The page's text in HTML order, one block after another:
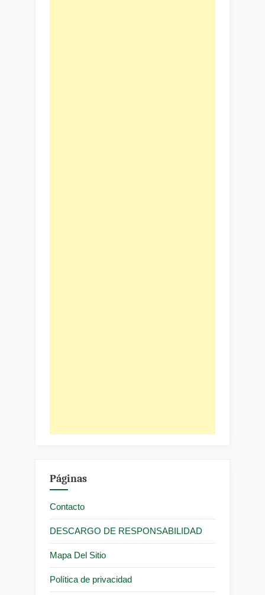
Páginas
Contacto
DESCARGO DE RESPONSABILIDAD
Mapa Del Sitio
Política de privacidad